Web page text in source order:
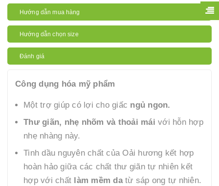
Hướng dẫn mua hàng
Hướng dẫn chọn size
Đánh giá
Công dụng hóa mỹ phẩm
Một trợ giúp có lợi cho giấc ngủ ngon.
Thư giãn, nhẹ nhõm và thoải mái với hỗn hợp
nhẹ nhàng này.
Tinh dầu nguyên chất của Oải hương kết hợp
hoàn hảo giữa các chất thư giãn tự nhiên kết
hợp với chất làm mềm datừ sáp ong tự nhiên.